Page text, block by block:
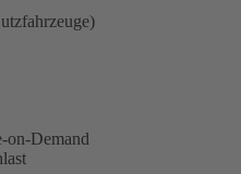
on-Demand